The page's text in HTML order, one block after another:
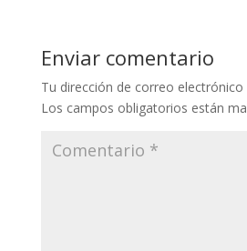
A
p
p
o
o
k
dI
n
Enviar comentario
Tu dirección de correo electrónico
Los campos obligatorios están